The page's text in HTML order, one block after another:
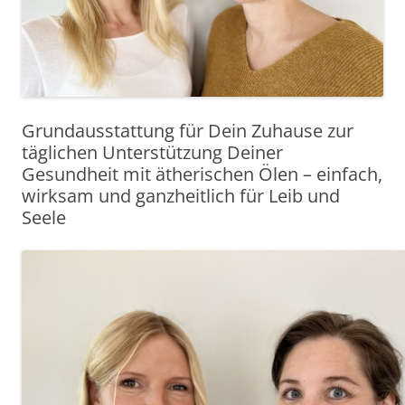
Grundausstattung für Dein Zuhause zur
täglichen Unterstützung Deiner
Gesundheit mit ätherischen Ölen – einfach,
wirksam und ganzheitlich für Leib und
Seele